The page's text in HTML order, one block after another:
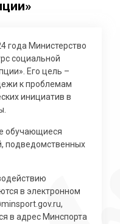
года Министерство
социальной
Его цель –
к проблемам
инициатив в
обучающиеся
подведомственных
в электронном
,
в адрес Минспорта